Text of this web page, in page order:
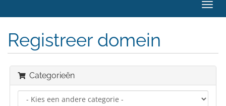
in-/
Registreer domein
Categorieën